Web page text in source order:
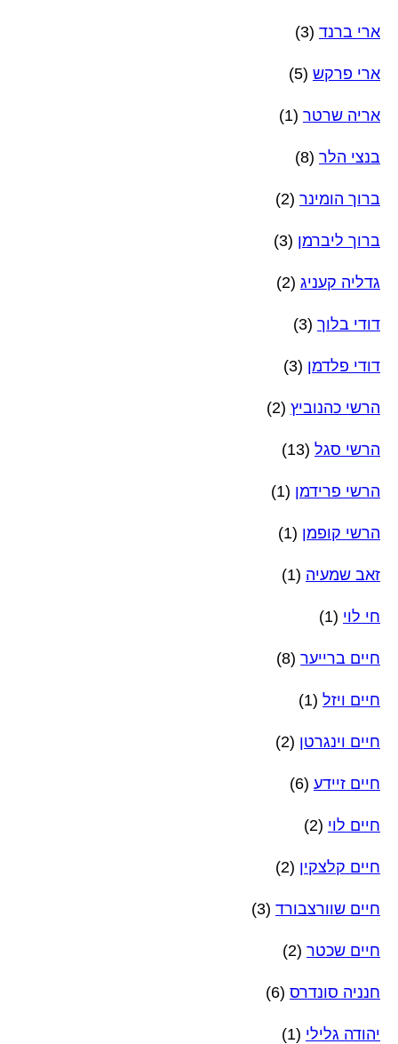
ארי ברנד (3)
ארי פרקש (5)
אריה שרטר (1)
בנצי הלר (8)
ברוך הומינר (2)
ברוך ליברמן (3)
גדליה קעניג (2)
דודי בלוך (3)
דודי פלדמן (3)
הרשי כהנוביץ (2)
הרשי סגל (13)
הרשי פרידמן (1)
הרשי קופמן (1)
זאב שמעיה (1)
חי לוי (1)
חיים ברייער (8)
חיים ויזל (1)
חיים וינגרטן (2)
חיים זיידע (6)
חיים לוי (2)
חיים קלצקין (2)
חיים שוורצבורד (3)
חיים שכטר (2)
חנניה סונדרס (6)
יהודה גלילי (1)